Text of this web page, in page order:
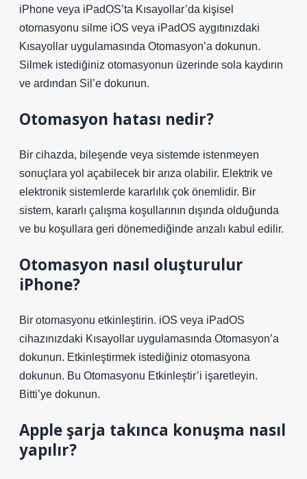
iPhone veya iPadOS’ta Kısayollar’da kişisel
otomasyonu silme iOS veya iPadOS aygıtınızdaki
Kısayollar uygulamasında Otomasyon’a dokunun.
Silmek istediğiniz otomasyonun üzerinde sola kaydırın
ve ardından Sil’e dokunun.
Otomasyon hatası nedir?
Bir cihazda, bileşende veya sistemde istenmeyen
sonuçlara yol açabilecek bir arıza olabilir. Elektrik ve
elektronik sistemlerde kararlılık çok önemlidir. Bir
sistem, kararlı çalışma koşullarının dışında olduğunda
ve bu koşullara geri dönemediğinde arızalı kabul edilir.
Otomasyon nasıl oluşturulur
iPhone?
Bir otomasyonu etkinleştirin. iOS veya iPadOS
cihazınızdaki Kısayollar uygulamasında Otomasyon’a
dokunun. Etkinleştirmek istediğiniz otomasyona
dokunun. Bu Otomasyonu Etkinleştir’i işaretleyin.
Bitti’ye dokunun.
Apple şarja takınca konuşma nasıl
yapılır?